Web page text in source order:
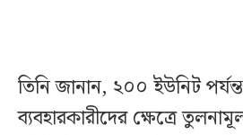
তিনি জানান, ২০০ ইউনিট
ব্যবহারকারীদের ক্ষেত্রে